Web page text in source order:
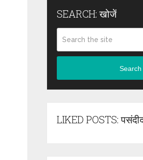
SEARCH: खोजें
Search
LIKED POSTS: